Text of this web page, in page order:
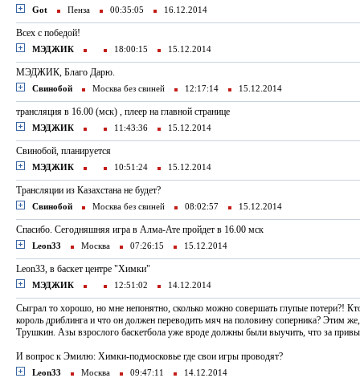
Got Пенза 00:35:05 16.12.2014
Всех с победой!
МЭДЖИК 18:00:15 15.12.2014
МЭДЖИК, Благо Дарю.
Свинобой Москва без свиней 12:17:14 15.12.2014
трансляция в 16.00 (мск) , плеер на главной странице
МЭДЖИК 11:43:36 15.12.2014
Свинобой, планируется
МЭДЖИК 10:51:24 15.12.2014
Трансляции из Казахстана не будет?
Свинобой Москва без свиней 08:02:57 15.12.2014
Спасибо. Сегодняшняя игра в Алма-Ате пройдет в 16.00 мск
Leon33 Москва 07:26:15 15.12.2014
Leon33, в баскет центре "Химки"
МЭДЖИК 12:51:02 14.12.2014
Сыграл то хорошо, но мне непонятно, сколько можно совершать глупые потери?!
король дриблинга и что он должен переводить мяч на половину соперника? Этим
Трушкин. Азы взрослого баскетбола уже вроде должны были выучить, что за
И вопрос к Эмилю: Химки-подмосковье где свои игры проводят?
Leon33 Москва 09:47:11 14.12.2014